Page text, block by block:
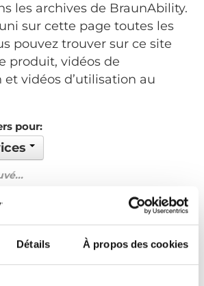
Détails À propos des cookies
les archives de BraunAbility.
sur cette page toutes les
pouvez trouver sur ce site
produit, vidéos de
vidéos d’utilisation au
pour:
Commandé par: Nom
Suivant